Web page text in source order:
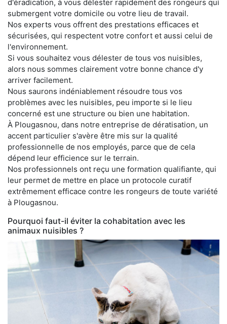
d'éradication, à vous délester rapidement des rongeurs qui
submergent votre domicile ou votre lieu de travail.
Nos experts vous offrent des prestations efficaces et
sécurisées, qui respectent votre confort et aussi celui de
l'environnement.
Si vous souhaitez vous délester de tous vos nuisibles,
alors nous sommes clairement votre bonne chance d'y
arriver facilement.
Nous saurons indéniablement résoudre tous vos
problèmes avec les nuisibles, peu importe si le lieu
concerné est une structure ou bien une habitation.
À Plougasnou, dans notre entreprise de dératisation, un
accent particulier s'avère être mis sur la qualité
professionnelle de nos employés, parce que de cela
dépend leur efficience sur le terrain.
Nos professionnels ont reçu une formation qualifiante, qui
leur permet de mettre en place un protocole curatif
extrêmement efficace contre les rongeurs de toute variété
à Plougasnou.
Pourquoi faut-il éviter la cohabitation avec les
animaux nuisibles ?